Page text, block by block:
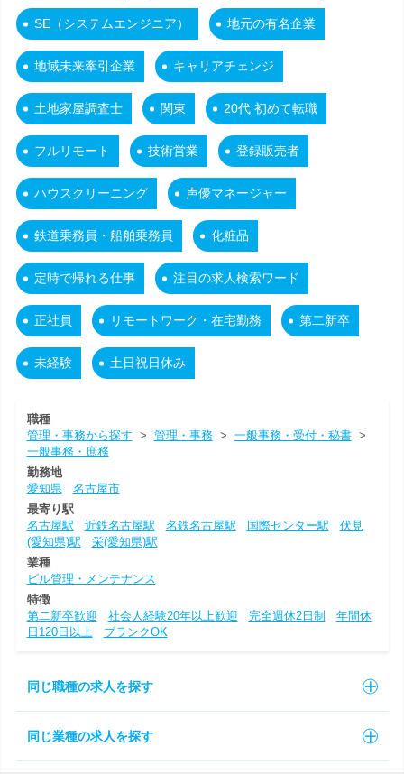
SE（システムエンジニア） 地元の有名企業
地域未来牽引企業 キャリアチェンジ
土地家屋調査士 関東 20代 初めて転職
フルリモート 技術営業 登録販売者
ハウスクリーニング 声優マネージャー
鉄道乗務員・船舶乗務員 化粧品
定時で帰れる仕事 注目の求人検索ワード
正社員 リモートワーク・在宅勤務 第二新卒
未経験 土日祝日休み
職種
管理・事務から探す > 管理・事務> 一般事務・受付・秘書>
一般事務・庶務
勤務地
愛知県
名古屋市
最寄り駅
名古屋駅
近鉄名古屋駅 名鉄名古屋駅 国際センター駅
伏見
(愛知県)駅
栄(愛知県)駅
業種
ビル管理・メンテナンス
特徴
第二新卒歓迎
社会人経験20年以上歓迎 完全週休2日制
年間休
日120日以上
ブランクOK
同じ職種の求人を探す
同じ業種の求人を探す